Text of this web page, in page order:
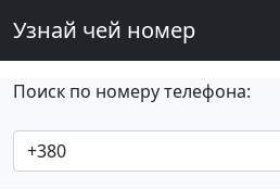
Узнай чей номер
Поиск по номеру телефона: